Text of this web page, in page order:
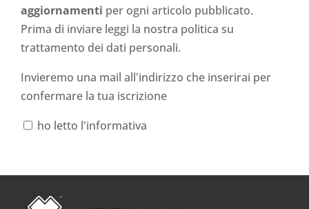
aggiornamenti per ogni articolo pubblicato.
Prima di inviare leggi la nostra politica su
trattamento dei dati personali.
Invieremo una mail all'indirizzo che inserirai per
confermare la tua iscrizione
ho letto l'informativa